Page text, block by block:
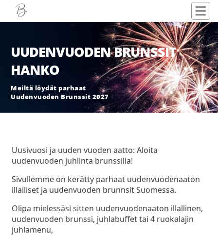
UUDENVUODEN BRUNSSIT
HANKO
Meiltä löydät parhaat
Uudenvuoden Brunssit 2027
Uusivuosi ja uuden vuoden aatto: Aloita
uudenvuoden juhlinta brunssilla!
Sivullemme on kerätty parhaat uudenvuodenaaton
illalliset ja uudenvuoden brunnsit Suomessa.
Olipa mielessäsi sitten uudenvuodenaaton illallinen,
uudenvuoden brunssi, juhlabuffet tai 4 ruokalajin
juhlamenu,